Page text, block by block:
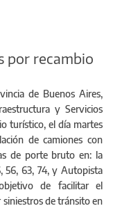
por recambio
de Buenos Aires,
y Servicios
turístico, el día martes
de camiones con
de porte bruto en: la
56, 63, 74, y Autopista
de facilitar el
de tránsito en